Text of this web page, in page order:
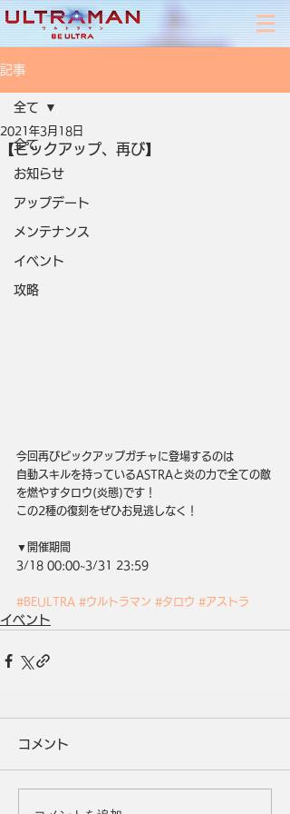
記事
全て
お知らせ
アップデート
メンテナンス
イベント
攻略
全て
【ピックアップ、再び】
2021年3月18日
今回再びピックアップガチャに登場するのは
自動スキルを持っているASTRAと炎の力で全ての敵
を燃やすタロウ(炎態)です！
この2種の復刻をぜひお見逃しなく！
▼開催期間
3/18 00:00~3/31 23:59
#BEULTRA #ウルトラマン #タロウ #アストラ
イベント
コメント